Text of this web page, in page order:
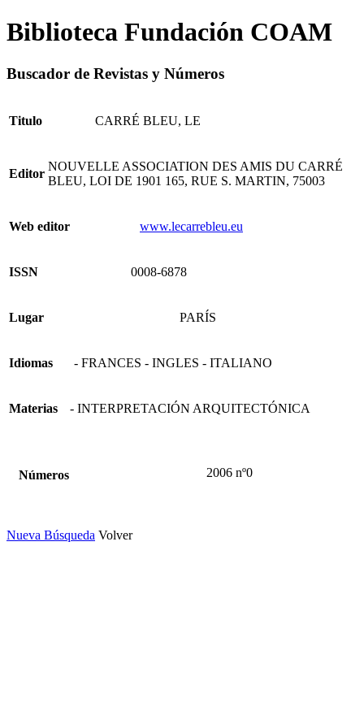
Biblioteca Fundación COAM
Buscador de Revistas y Números
Titulo CARRÉ BLEU, LE
Editor
NOUVELLE ASSOCIATION DES AMIS DU CARRÉ
BLEU, LOI DE 1901 165, RUE S. MARTIN, 75003
Web editor www.lecarrebleu.eu
ISSN 0008-6878
Lugar PARÍS
Idiomas - FRANCES - INGLES - ITALIANO
Materias - INTERPRETACIÓN ARQUITECTÓNICA
Números 2006 nº0
Nueva Búsqueda Volver